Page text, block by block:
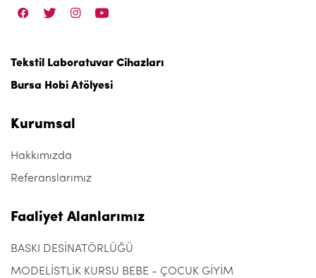
Tekstil Laboratuvar Cihazları
Bursa Hobi Atölyesi
Kurumsal
Hakkımızda
Referanslarımız
Faaliyet Alanlarımız
BASKI DESİNATÖRLÜĞÜ
MODELİSTLİK KURSU BEBE - ÇOCUK GİYİM